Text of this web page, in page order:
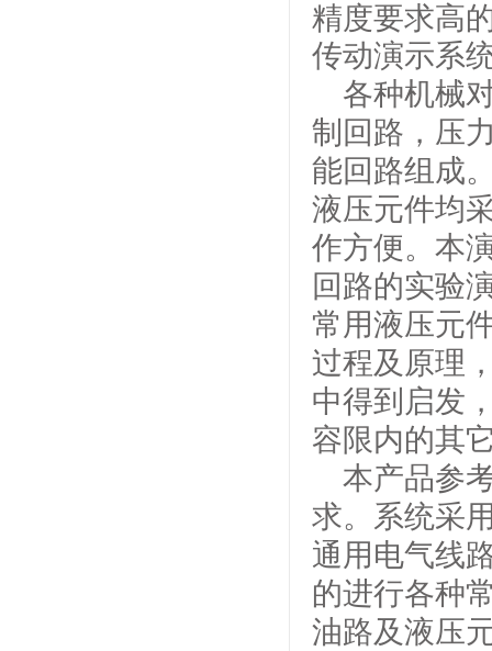
精度要求高
传动演示系
各种机械
制回路，压
能回路组成
液压元件均
作方便。本
回路的实验
常用液压元
过程及原理
中得到启发
容限内的其
本产品参
求。系统采
通用电气线
的进行各种
油路及液压